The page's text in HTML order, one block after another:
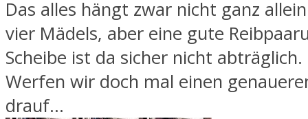
Das alles hängt zwar nicht ganz
vier Mädels, aber eine gute
Scheibe ist da sicher nicht abträglich.
Werfen wir doch mal einen
drauf…